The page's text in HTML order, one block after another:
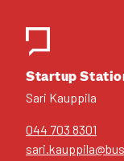
Star­tup
Sari Kaup­pi­la
044 703 8301